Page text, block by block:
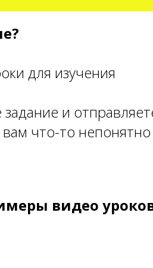
для изучения
и
что-то непонятно
видео